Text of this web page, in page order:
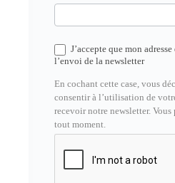
J’accepte que mon
l’envoi de la newsletter
En cochant cette case, vous
consentir à l’utilisation de
recevoir notre newsletter.
tout moment.